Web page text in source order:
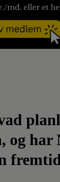
og har